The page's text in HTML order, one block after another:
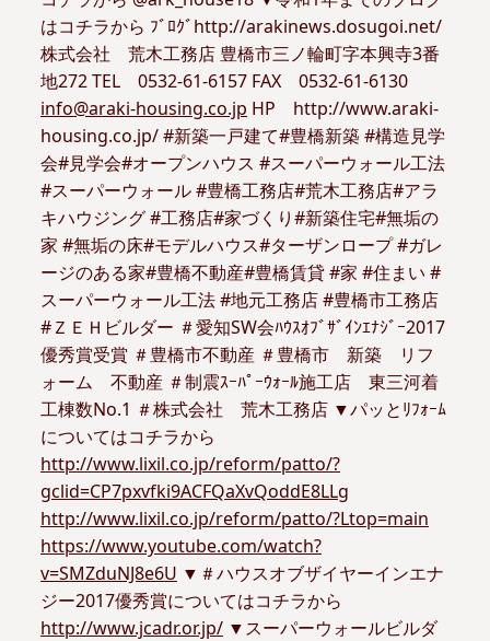
はコチラから ﾌﾞﾛｸﾞhttp://arakinews.dosugoi.net/
株式会社 荒木工務店 豊橋市三ノ輪町字本興寺3番
地272 TEL 0532-61-6157 FAX 0532-61-6130
info@araki-housing.co.jp HP http://www.araki-
housing.co.jp/ #新築一戸建て#豊橋新築 #構造見学
会#見学会#オープンハウス #スーパーウォール工法
#スーパーウォール #豊橋工務店#荒木工務店#アラ
キハウジング #工務店#家づくり#新築住宅#無垢の
家 #無垢の床#モデルハウス#ターザンロープ #ガレ
ージのある家#豊橋不動産#豊橋賃貸 #家 #住まい #
スーパーウォール工法 #地元工務店 #豊橋市工務店
#ＺＥＨビルダー ＃愛知SW会ﾊｳｽｵﾌﾞｻﾞｲﾝｴﾅｼﾞｰ2017
優秀賞受賞 ＃豊橋市不動産 ＃豊橋市 新築 リフ
ォーム 不動産 ＃制震ｽｰﾊﾟｰｳｫｰﾙ施工店 東三河着
工棟数No.1 ＃株式会社 荒木工務店 ▼パッとﾘﾌｫｰﾑ
についてはコチラから
http://www.lixil.co.jp/reform/patto/?
gclid=CP7pxvfki9ACFQaXvQoddE8LLg
http://www.lixil.co.jp/reform/patto/?Ltop=main
https://www.youtube.com/watch?
v=SMZduNJ8e6U ▼＃ハウスオブザイヤーインエナ
ジー2017優秀賞についてはコチラから
http://www.jcadr.or.jp/ ▼スーパーウォールビルダ